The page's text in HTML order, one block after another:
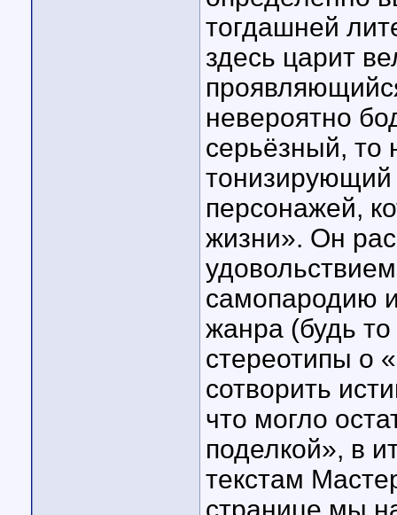
тогдашней
здесь царит
невероятно
серьёзный,
тонизирующий
персонажей,
жизни». Он
самопародию
жанра (будь
стереотипы о
сотворить
что могло
поделкой», в
текстам